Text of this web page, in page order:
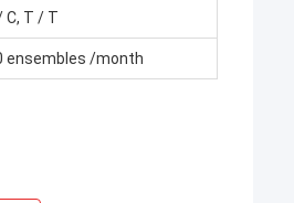
C, T / T
ensembles /month